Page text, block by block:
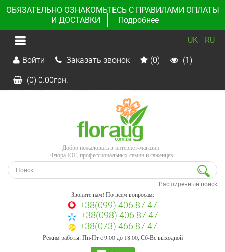
ОБЯЗАТЕЛЬНО ОЗНАКОМЬТЕСЬ С ПРАВИЛАМИ ОПЛАТЫ
И ДОСТАВКИ
Подробнее
UK RU
Войти Заказать звонок (0) (1)
(0) 0.00грн.
Добро пожаловать в интернет-магазин
Флора ЮГ, профессиональных семян и саженцев.
Расширенный поиск
Звоните нам! По всем вопросам:
+38(099) 406 87 47
+38(098) 406 87 47
+38(073) 466 87 47
Режим работы: Пн-Пт с 9.00 до 18.00, Сб-Вс выходной